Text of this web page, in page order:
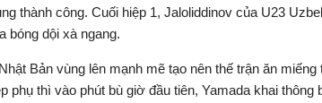
thành công. Cuối hiệp 1, Jaloliddinov của U23
bóng dội xà ngang.
Bản vùng lên mạnh mẽ tạo nên thế trận ăn
phụ thì vào phút bù giờ đầu tiên, Yamada khai